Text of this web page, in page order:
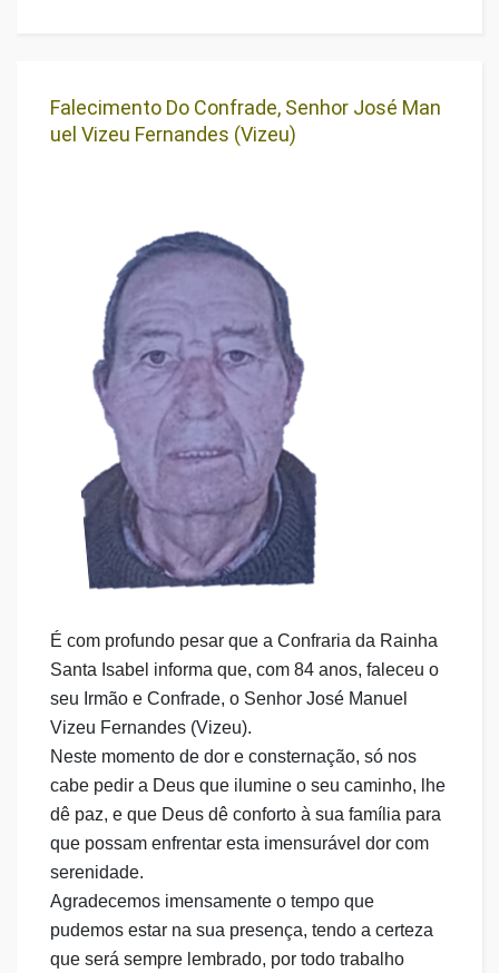
Falecimento Do Confrade, Senhor José Man
Uel Vizeu Fernandes (Vizeu)
É com profundo pesar que a Confraria da Rainha
Santa Isabel informa que, com 84 anos, faleceu o
seu Irmão e Confrade, o Senhor José Manuel
Vizeu Fernandes (Vizeu).
Neste momento de dor e consternação, só nos
cabe pedir a Deus que ilumine o seu caminho, lhe
dê paz, e que Deus dê conforto à sua família para
que possam enfrentar esta imensurável dor com
serenidade.
Agradecemos imensamente o tempo que
pudemos estar na sua presença, tendo a certeza
que será sempre lembrado, por todo trabalho